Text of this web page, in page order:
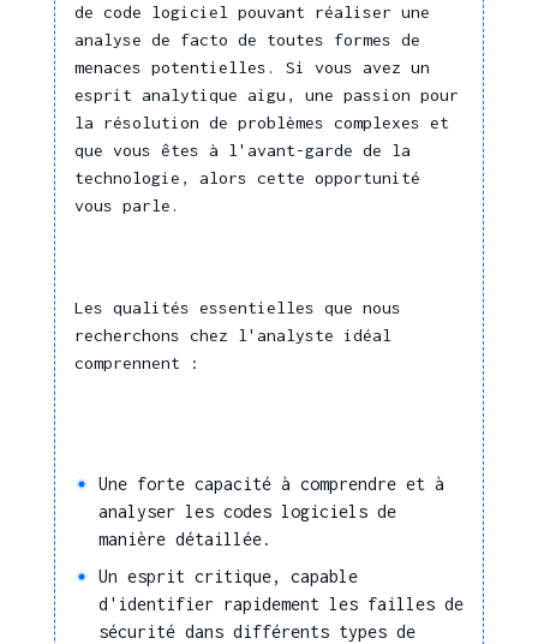
Expliquer et faire
respecter les règles et
procédures
Contrôler la conformité
des données ou des
documents
Droit,
Veiller au respect de la
loi Informatique et
de données à caractère
personnel, faire
l'interface avec la
de l'Informatique et des
Libertés - CNIL
Normes et procédés
Animation d'instances agiles
(mêlée, démonstration,
rétrospective, …)
Audit des systèmes
d'information
Gestion des risques (Risk
Management)
Méthodes d'analyse
Normes qualité
Principes d'intégration de
Procédures d'appels d'offres
Procédures de tests
de code logiciel pouvant réaliser une
analyse de facto de toutes formes de
menaces potentielles. Si vous avez un
esprit analytique aigu, une passion pour
la résolution de problèmes complexes et
que vous êtes à l'avant-garde de la
technologie, alors cette opportunité
vous parle.
Les qualités essentielles que nous
recherchons chez l'analyste idéal
comprennent :
Une forte capacité à comprendre et à
analyser les codes logiciels de
manière détaillée.
Un esprit critique, capable
d'identifier rapidement les failles de
sécurité dans différents types de